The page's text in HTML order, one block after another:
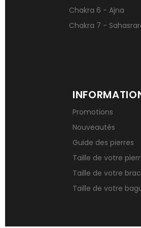
Chakra 6 - Ajna
Chakra 7 -
Promotions
Nouveautés
Guide des pierres
Taille de votre
Taille de votre
Taille de votre